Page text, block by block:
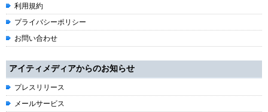
利用規約
プライバシーポリシー
お問い合わせ
アイティメディアからのお知らせ
プレスリリース
メールサービス